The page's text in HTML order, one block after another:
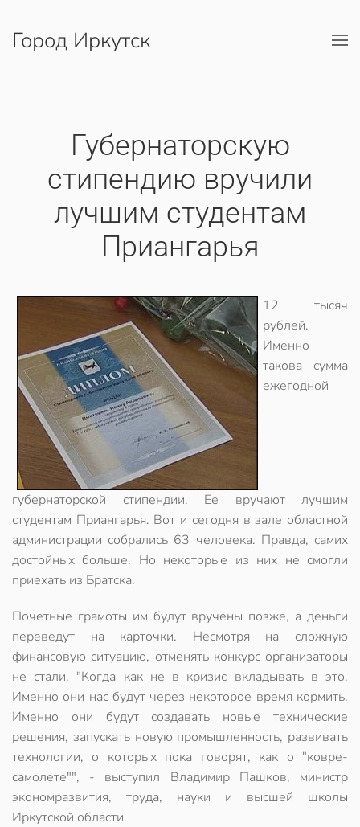
Перейти к содержимому
Город Иркутск
Губернаторскую
стипендию вручили
лучшим студентам
Приангарья
12 тысяч
рублей.
Именно
такова сумма
ежегодной
губернаторской стипендии. Ее вручают лучшим
студентам Приангарья. Вот и сегодня в зале областной
администрации собрались 63 человека. Правда, самих
достойных больше. Но некоторые из них не смогли
приехать из Братска.
Почетные грамоты им будут вручены позже, а деньги
переведут на карточки. Несмотря на сложную
финансовую ситуацию, отменять конкурс организаторы
не стали. "Когда как не в кризис вкладывать в это.
Именно они нас будут через некоторое время кормить.
Именно они будут создавать новые технические
решения, запускать новую промышленность, развивать
технологии, о которых пока говорят, как о "ковре-
самолете"", - выступил Владимир Пашков, министр
экономразвития, труда, науки и высшей школы
Иркутской области.